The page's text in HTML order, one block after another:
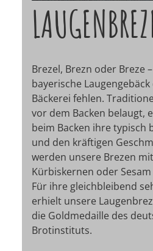
Brezel, Brezn oder Breze
bayerische
Bäckerei fehlen.
vor dem Backen belaugt,
beim Backen ihre typisch
und den kräftigen
werden unsere Brezen
Kürbiskernen oder
Für ihre gleichbleibend
erhielt unsere
die Goldmedaille des
Brotinstituts.